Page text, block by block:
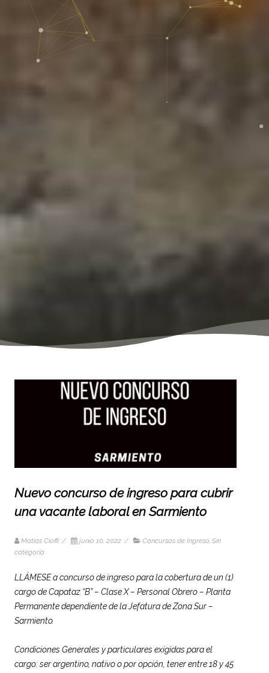
Nuevo concurso de ingreso para cubrir
una vacante laboral en Sarmiento
Matias Cioffi / junio 10, 2022 / Concursos de Ingreso, Sin
categoría
LLÁMESE a concurso de ingreso para la cobertura de un (1)
cargo de Capataz “B” – Clase X – Personal Obrero – Planta
Permanente dependiente de la Jefatura de Zona Sur –
Sarmiento.
Condiciones Generales y particulares exigidas para el
cargo: ser argentino, nativo o por opción, tener entre 18 y 45